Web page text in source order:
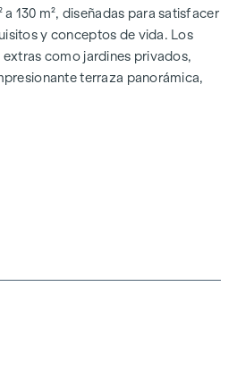
130 m², diseñadas para satisfacer
y conceptos de vida. Los
como jardines privados,
terraza panorámica,
urbana, garantizan un
AM PARK, 1160 Viena,